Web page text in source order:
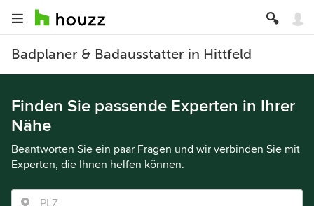
Badplaner & Badausstatter in Hittfeld
Finden Sie passende Experten in Ihrer
Nähe
Beantworten Sie ein paar Fragen und wir verbinden Sie mit
Experten, die Ihnen helfen können.